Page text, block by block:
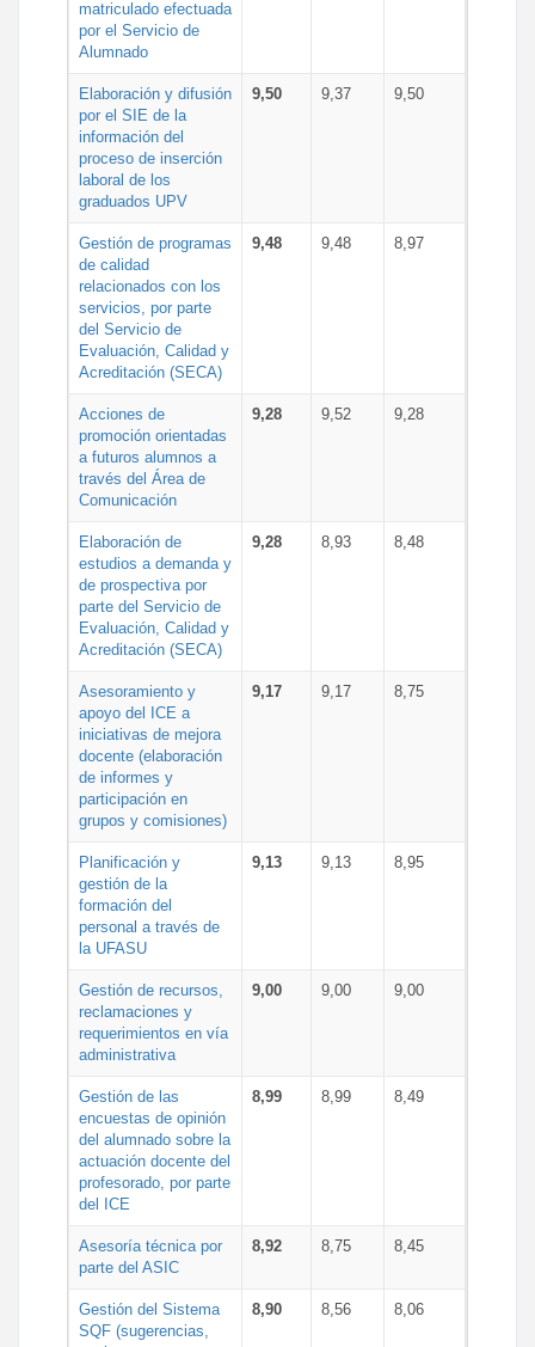
matriculado efectuada
por el Servicio de
Alumnado
Elaboración y difusión
por el SIE de la
información del
proceso de inserción
laboral de los
graduados UPV
9,50 9,37 9,50
Gestión de programas
de calidad
relacionados con los
servicios, por parte
del Servicio de
Evaluación, Calidad y
Acreditación (SECA)
9,48 9,48 8,97
Acciones de
promoción orientadas
a futuros alumnos a
través del Área de
Comunicación
9,28 9,52 9,28
Elaboración de
estudios a demanda y
de prospectiva por
parte del Servicio de
Evaluación, Calidad y
Acreditación (SECA)
9,28 8,93 8,48
Asesoramiento y
apoyo del ICE a
iniciativas de mejora
docente (elaboración
de informes y
participación en
grupos y comisiones)
9,17 9,17 8,75
Planificación y
gestión de la
formación del
personal a través de
la UFASU
9,13 9,13 8,95
Gestión de recursos,
reclamaciones y
requerimientos en vía
administrativa
9,00 9,00 9,00
Gestión de las
encuestas de opinión
del alumnado sobre la
actuación docente del
profesorado, por parte
del ICE
8,99 8,99 8,49
Asesoría técnica por
parte del ASIC
8,92 8,75 8,45
Gestión del Sistema
SQF (sugerencias,
8,90 8,56 8,06